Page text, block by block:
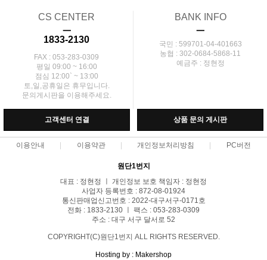
CS CENTER
ㅡ
1833-2130
FAX : 053-283-0309
평일 09:00 ~ 16:00
점심 12:00` ~ 13:00
토,일,공휴일은 휴무입니다.
문의게시판을 이용해주세요.
BANK INFO
ㅡ
국민 : 599701-04-401663
농협 : 302-0684-5868-11
예금주 : 정현정
고객센터 연결 상품 문의 게시판
이용안내 이용약관 개인정보처리방침 PC버전
원단1번지
대표 : 정현정 ㅣ 개인정보 보호 책임자 : 정현정
사업자 등록번호 : 872-08-01924
통신판매업신고번호 : 2022-대구서구-0171호
전화 : 1833-2130 ㅣ 팩스 : 053-283-0309
주소 : 대구 서구 달서로 52
COPYRIGHT(C)원단1번지 ALL RIGHTS RESERVED.
Hosting by : Makershop